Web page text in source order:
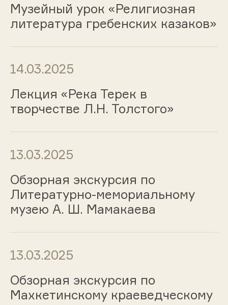
Музейный урок «Религиозная
литература гребенских казаков»
14.03.2025
Лекция «Река Терек в
творчестве Л.Н. Толстого»
13.03.2025
Обзорная экскурсия по
Литературно-мемориальному
музею А. Ш. Мамакаева
13.03.2025
Обзорная экскурсия по
Махкетинскому краеведческому